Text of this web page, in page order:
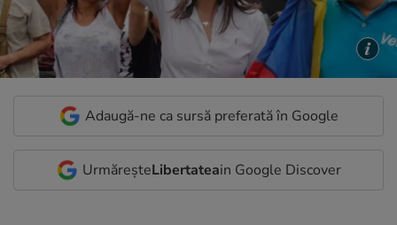
Adaugă-ne ca sursă preferată în Google
UrmăreșteLibertateain Google Discover